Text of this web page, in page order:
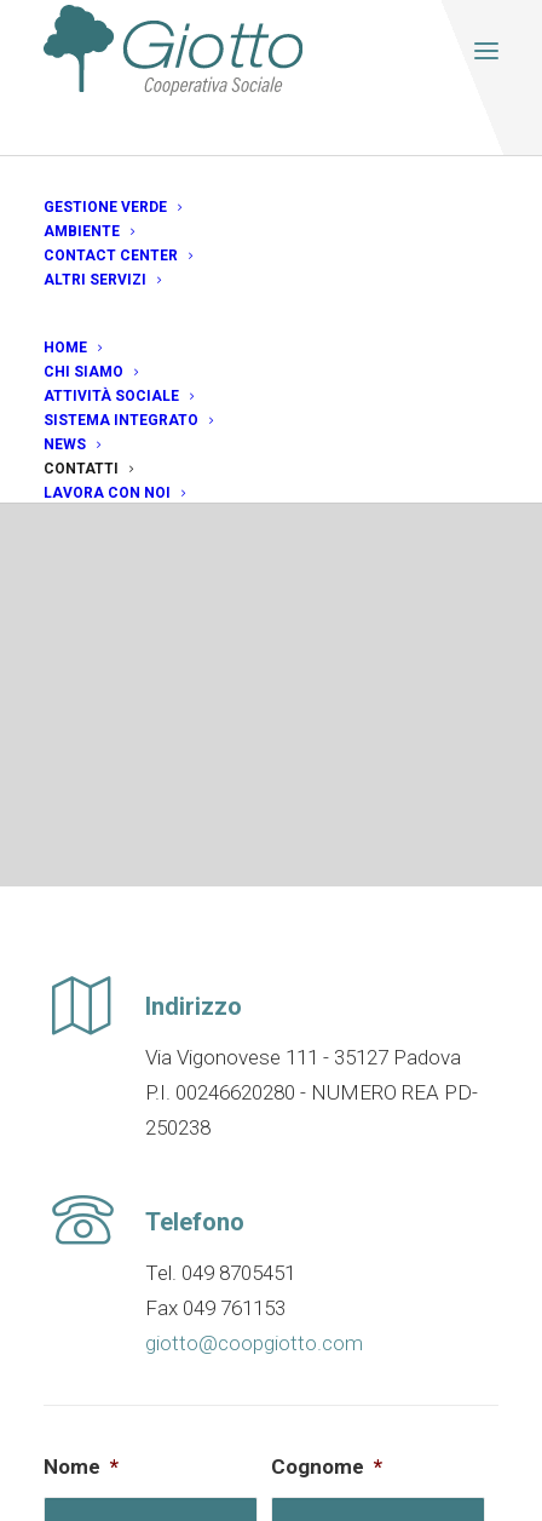
GESTIONE VERDE
AMBIENTE
CONTACT CENTER
ALTRI SERVIZI
HOME
CHI SIAMO
ATTIVITÀ SOCIALE
SISTEMA INTEGRATO
NEWS
CONTATTI
LAVORA CON NOI
Indirizzo
Via Vigonovese 111 - 35127 Padova
P.I. 00246620280 - NUMERO REA PD-
250238
Telefono
Tel. 049 8705451
Fax 049 761153
giotto@coopgiotto.com
Nome * Cognome *